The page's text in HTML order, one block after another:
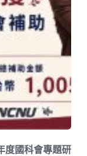
度國科會專題研